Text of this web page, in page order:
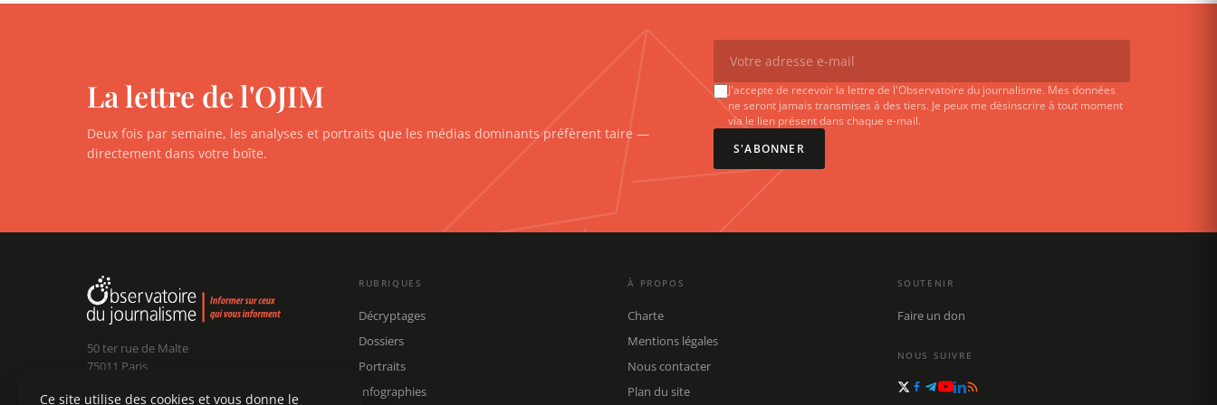
La lettre de l'OJIM
Deux fois par semaine, les analyses et portraits que les médias dominants préfèrent taire —
directement dans votre boîte.
J'accepte de recevoir la lettre de l'Observatoire du journalisme. Mes données
ne seront jamais transmises à des tiers. Je peux me désinscrire à tout moment
via le lien présent dans chaque e-mail.
S'ABONNER
50 ter rue de Malte
75011 Paris
RUBRIQUES
Décryptages
Dossiers
Portraits
Infographies
À PROPOS
Charte
Mentions légales
Nous contacter
Plan du site
SOUTENIR
Faire un don
NOUS SUIVRE
Ce site utilise des cookies et vous donne le